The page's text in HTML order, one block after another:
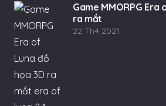
Game MMORPG Era
ra mắt
22 Th4 2021